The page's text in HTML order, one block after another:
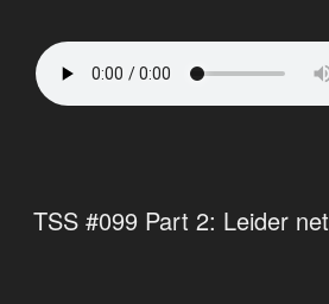
TSS #099 Part 2: Leider net